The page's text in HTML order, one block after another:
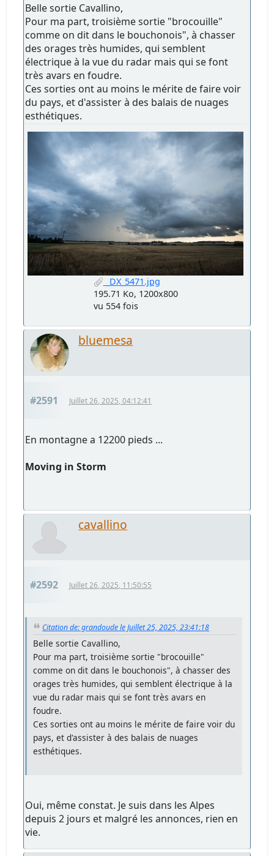
Belle sortie Cavallino,
Pour ma part, troisième sortie "brocouille"
comme on dit dans le bouchonois", à chasser
des orages très humides, qui semblent
électrique à la vue du radar mais qui se font
très avars en foudre.
Ces sorties ont au moins le mérite de faire voir
du pays, et d'assister à des balais de nuages
esthétiques.
_DX_5471.jpg
195.71 Ko, 1200x800
vu 554 fois
bluemesa
#2591 Juillet 26, 2025, 04:12:41
En montagne a 12200 pieds ...
Moving in Storm
cavallino
#2592 Juillet 26, 2025, 11:50:55
Citation de: grandoude le Juillet 25, 2025, 23:41:18
Belle sortie Cavallino,
Pour ma part, troisième sortie "brocouille"
comme on dit dans le bouchonois", à chasser des
orages très humides, qui semblent électrique à la
vue du radar mais qui se font très avars en
foudre.
Ces sorties ont au moins le mérite de faire voir du
pays, et d'assister à des balais de nuages
esthétiques.
Oui, même constat. Je suis dans les Alpes
depuis 2 jours et malgré les annonces, rien en
vie.